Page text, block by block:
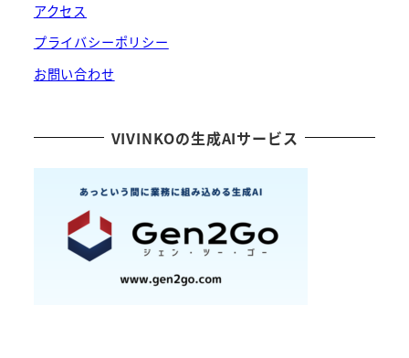
アクセス
プライバシーポリシー
お問い合わせ
VIVINKOの生成AIサービス